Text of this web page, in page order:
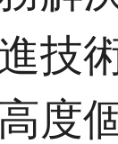
技
度